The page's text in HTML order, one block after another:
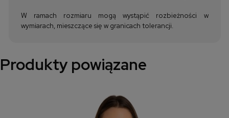
W ramach rozmiaru mogą wystąpić rozbieżności w
wymiarach, mieszczące się w granicach tolerancji.
Produkty powiązane